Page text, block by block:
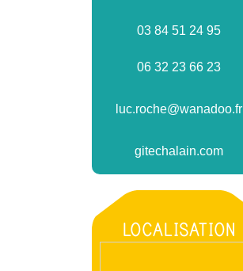
03 84 51 24 95
06 32 23 66 23
luc.roche@wanadoo.fr
gitechalain.com
LOCALISATION